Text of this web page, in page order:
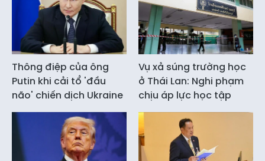
Thông điệp của ông
Putin khi cải tổ 'đầu
não' chiến dịch Ukraine
Vụ xả súng trường học
ở Thái Lan: Nghi phạm
chịu áp lực học tập